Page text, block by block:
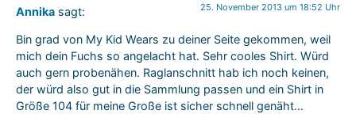
Annika sagt: 25. November 2013 um 18:52 Uhr
Bin grad von My Kid Wears zu deiner Seite gekommen, weil
mich dein Fuchs so angelacht hat. Sehr cooles Shirt. Würd
auch gern probenähen. Raglanschnitt hab ich noch keinen,
der würd also gut in die Sammlung passen und ein Shirt in
Größe 104 für meine Große ist sicher schnell genäht…